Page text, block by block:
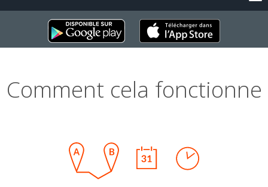
Comment cela fonctionne